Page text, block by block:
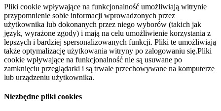
Pliki cookie wpływające na funkcjonalność umożliwiają witrynie
przypomnienie sobie informacji wprowadzonych przez
użytkownika lub dokonanych przez niego wyborów (takich jak
język, wyrażone zgody) i mają na celu umożliwienie korzystania z
lepszych i bardziej spersonalizowanych funkcji. Pliki te umożliwiają
także optymalizację użytkowania witryny po zalogowaniu się.Pliki
cookie wpływające na funkcjonalność nie są usuwane po
zamknięciu przeglądarki i są trwale przechowywane na komputerze
lub urządzeniu użytkownika.
Niezbędne pliki cookies